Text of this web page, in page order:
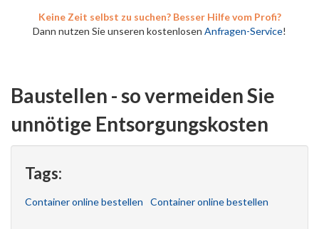
Keine Zeit selbst zu suchen? Besser Hilfe vom Profi?
Dann nutzen Sie unseren kostenlosen Anfragen-Service!
Baustellen - so vermeiden Sie
unnötige Entsorgungskosten
Tags:
Container online bestellen Container online bestellen